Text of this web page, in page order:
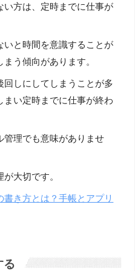
い方は、定時までに仕事が
いと時間を意識することが
う傾向があります。
回しにしてしまうことが多
まい定時までに仕事が終わ
管理でも意味がありませ
大切です。
き方とは？手帳とアプリ
る